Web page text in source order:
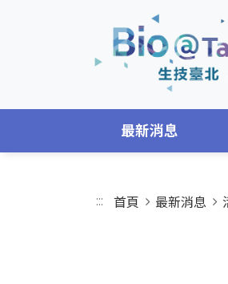
最新消息
::: 首頁 最新消息